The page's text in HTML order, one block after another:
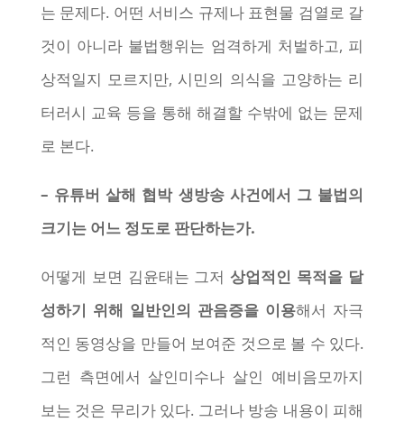
는 문제다. 어떤 서비스 규제나 표현물 검열로 갈
것이 아니라 불법행위는 엄격하게 처벌하고, 피
상적일지 모르지만, 시민의 의식을 고양하는 리
터러시 교육 등을 통해 해결할 수밖에 없는 문제
로 본다.
– 유튜버 살해 협박 생방송 사건에서 그 불법의
크기는 어느 정도로 판단하는가.
어떻게 보면 김윤태는 그저상업적인 목적을 달
성하기 위해 일반인의 관음증을 이용해서 자극
적인 동영상을 만들어 보여준 것으로 볼 수 있다.
그런 측면에서 살인미수나 살인 예비음모까지
보는 것은 무리가 있다. 그러나 방송 내용이 피해